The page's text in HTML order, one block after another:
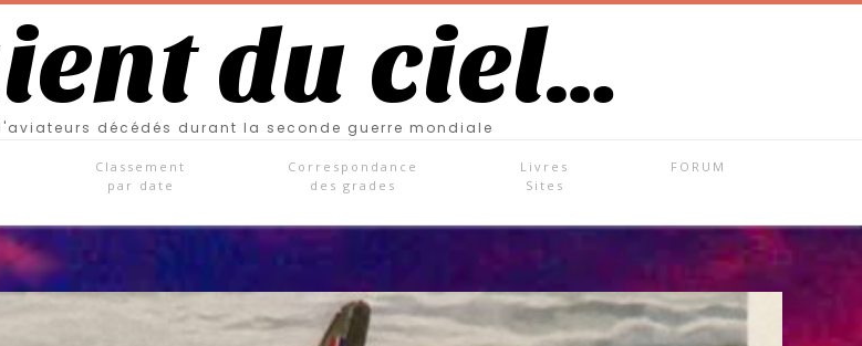
du ciel…
décédés durant la seconde guerre mondiale
Classement
par date
Correspondance
des grades
Livres
Sites
FORUM